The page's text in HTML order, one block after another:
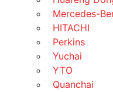
Mercedes-
HITACHI
Perkins
Yuchai
YTO
Quanchai